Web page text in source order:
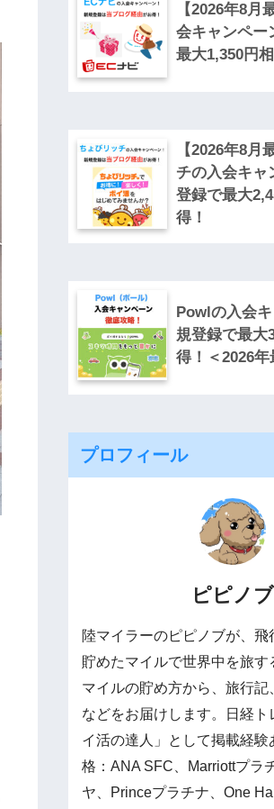
【2026年8月
会キャンペー
最大1,350円
【2026年8月
チの入会キャ
登録で最大
得！
Powlの入会
規登録で最大
得！＜2026年
プロフィール
ピピノブ
陸マイラーのピピノブが、飛
貯めたマイルで世界中を旅す
マイルの貯め方から、旅行記
などをお届けします。日経ト
イ活の達人」として掲載経験
格：ANA SFC、Marriottプラ
ヤ、Princeプラチナ、One